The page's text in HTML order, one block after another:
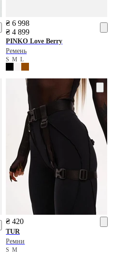
₴ 6 998
₴ 4 899
PINKO Love Berry
Ремень
SML
₴ 420
TUR
Ремни
SM